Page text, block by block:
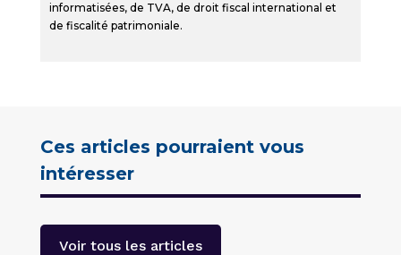
informatisées, de TVA, de droit fiscal international et
de fiscalité patrimoniale.
Ces articles pourraient vous
intéresser
Voir tous les articles